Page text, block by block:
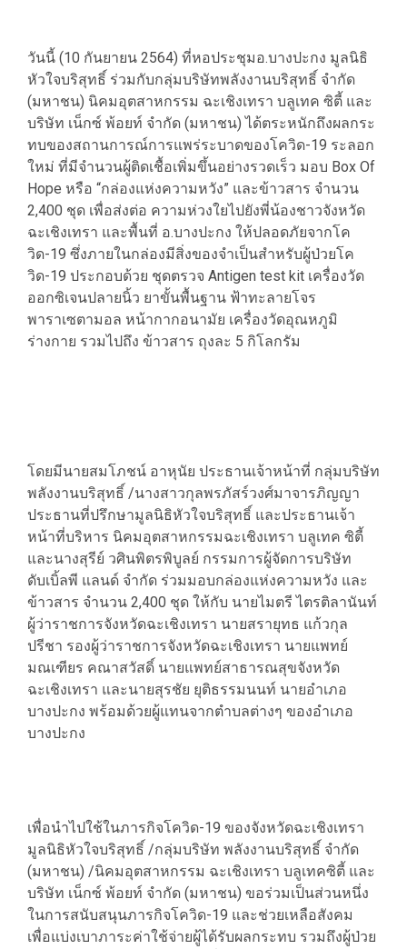
วันนี้ (10 กันยายน 2564) ที่หอประชุมอ.บางปะกง มูลนิธิ
หัวใจบริสุทธิ์ ร่วมกับกลุ่มบริษัทพลังงานบริสุทธิ์ จำกัด
(มหาชน) นิคมอุตสาหกรรม ฉะเชิงเทรา บลูเทค ซิตี้ และ
บริษัท เน็กซ์ พ้อยท์ จำกัด (มหาชน) ได้ตระหนักถึงผลกระ
ทบของสถานการณ์การแพร่ระบาดของโควิด-19 ระลอก
ใหม่ ที่มีจำนวนผู้ติดเชื้อเพิ่มขึ้นอย่างรวดเร็ว มอบ Box Of
Hope หรือ “กล่องแห่งความหวัง” และข้าวสาร จำนวน
2,400 ชุด เพื่อส่งต่อ ความห่วงใยไปยังพี่น้องชาวจังหวัด
ฉะเชิงเทรา และพื้นที่ อ.บางปะกง ให้ปลอดภัยจากโค
วิด-19 ซึ่งภายในกล่องมีสิ่งของจำเป็นสำหรับผู้ป่วยโค
วิด-19 ประกอบด้วย ชุดตรวจ Antigen test kit เครื่องวัด
ออกซิเจนปลายนิ้ว ยาขั้นพื้นฐาน ฟ้าทะลายโจร
พาราเซตามอล หน้ากากอนามัย เครื่องวัดอุณหภูมิ
ร่างกาย รวมไปถึง ข้าวสาร ถุงละ 5 กิโลกรัม
โดยมีนายสมโภชน์ อาหุนัย ประธานเจ้าหน้าที่ กลุ่มบริษัท
พลังงานบริสุทธิ์ /นางสาวกุลพรภัสร์วงศ์มาจารภิญญา
ประธานที่ปรึกษามูลนิธิหัวใจบริสุทธิ์ และประธานเจ้า
หน้าที่บริหาร นิคมอุตสาหกรรมฉะเชิงเทรา บลูเทค ซิตี้
และนางสุรีย์ วศินพิตรพิบูลย์ กรรมการผู้จัดการบริษัท
ดับเบิ้ลพี แลนด์ จำกัด ร่วมมอบกล่องแห่งความหวัง และ
ข้าวสาร จำนวน 2,400 ชุด ให้กับ นายไมตรี ไตรติลานันท์
ผู้ว่าราชการจังหวัดฉะเชิงเทรา นายสรายุทธ แก้วกุล
ปรีชา รองผู้ว่าราชการจังหวัดฉะเชิงเทรา นายแพทย์
มณเฑียร คณาสวัสดิ์ นายแพทย์สาธารณสุขจังหวัด
ฉะเชิงเทรา และนายสุรชัย ยุติธรรมนนท์ นายอำเภอ
บางปะกง พร้อมด้วยผู้แทนจากตำบลต่างๆ ของอำเภอ
บางปะกง
เพื่อนำไปใช้ในภารกิจโควิด-19 ของจังหวัดฉะเชิงเทรา
มูลนิธิหัวใจบริสุทธิ์ /กลุ่มบริษัท พลังงานบริสุทธิ์ จำกัด
(มหาชน) /นิคมอุตสาหกรรม ฉะเชิงเทรา บลูเทคซิตี้ และ
บริษัท เน็กซ์ พ้อยท์ จำกัด (มหาชน) ขอร่วมเป็นส่วนหนึ่ง
ในการสนับสนุนภารกิจโควิด-19 และช่วยเหลือสังคม
เพื่อแบ่งเบาภาระค่าใช้จ่ายผู้ได้รับผลกระทบ รวมถึงผู้ป่วย